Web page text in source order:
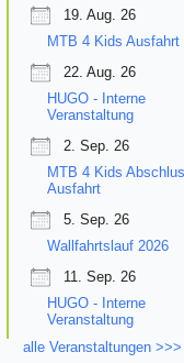
19. Aug. 26
MTB 4 Kids Ausfahrt
22. Aug. 26
HUGO - Interne
Veranstaltung
2. Sep. 26
MTB 4 Kids
Ausfahrt
5. Sep. 26
Wallfahrtslauf 2026
11. Sep. 26
HUGO - Interne
Veranstaltung
alle Veranstaltungen >>>